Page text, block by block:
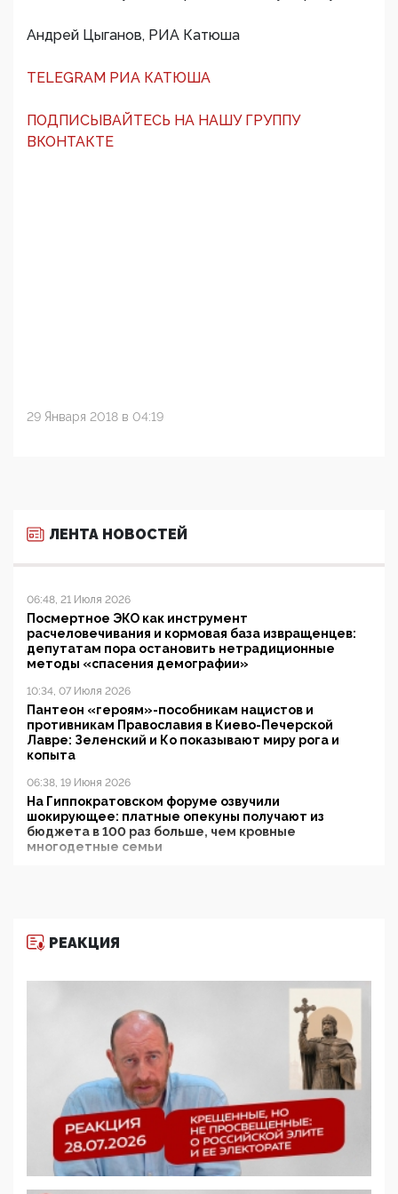
Андрей Цыганов, РИА Катюша
TELEGRAM РИА КАТЮША
ПОДПИСЫВАЙТЕСЬ НА НАШУ ГРУППУ
ВКОНТАКТЕ
29 Января 2018 в 04:19
ЛЕНТА НОВОСТЕЙ
06:48, 21 Июля 2026
Посмертное ЭКО как инструмент
расчеловечивания и кормовая база извращенцев:
депутатам пора остановить нетрадиционные
методы «спасения демографии»
10:34, 07 Июля 2026
Пантеон «героям»-пособникам нацистов и
противникам Православия в Киево-Печерской
Лавре: Зеленский и Ко показывают миру рога и
копыта
06:38, 19 Июня 2026
На Гиппократовском форуме озвучили
шокирующее: платные опекуны получают из
бюджета в 100 раз больше, чем кровные
многодетные семьи
11:53, 09 Июня 2026
деятельность ИИТО ЮНЕСКО в России, но
цифроглобалисты продолжают определять
повестку в образовании
09:43, 01 Июня 2026
5G за счет здоровья граждан: Минцифры намерено
отобрать у регионов и муниципалитетов право
защищать жилые дома и социальные объекты от
05:58, 26 Мая 2026
Роскомнадзор освободили от борца с
деструктивным и опасным контентом
РЕАКЦИЯ